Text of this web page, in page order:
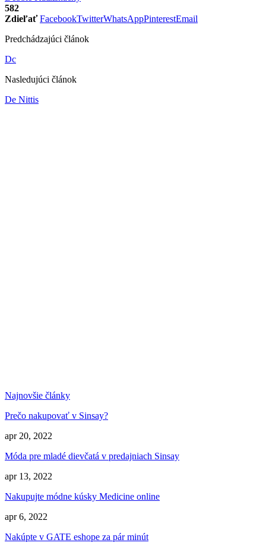
582
Zdieľať FacebookTwitterWhatsAppPinterestEmail
Predchádzajúci článok
Dc
Nasledujúci článok
De Nittis
Najnovšie články
Prečo nakupovať v Sinsay?
apr 20, 2022
Móda pre mladé dievčatá v predajniach Sinsay
apr 13, 2022
Nakupujte módne kúsky Medicine online
apr 6, 2022
Nakúpte v GATE eshope za pár minút